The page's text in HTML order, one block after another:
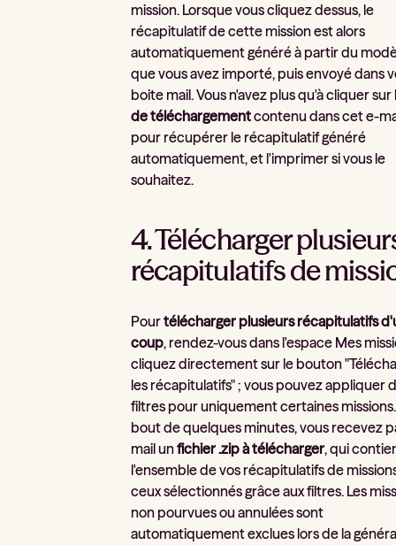
mission. Lorsque vous cliquez dessus, le
récapitulatif de cette mission est alors
automatiquement généré à partir du
que vous avez importé, puis envoyé dans
boite mail. Vous n'avez plus qu'à cliquer
de téléchargementcontenu dans cet e-
pour récupérer le récapitulatif généré
automatiquement, et l'imprimer si vous le
souhaitez.
4. Télécharger
récapitulatifs de
Pourtélécharger plusieurs récapitulatifs
coup, rendez-vous dans l'espace Mes
cliquez directement sur le bouton
les récapitulatifs" ; vous pouvez appliquer
filtres pour uniquement certaines
bout de quelques minutes, vous recevez
mail unfichier .zip à télécharger, qui
l'ensemble de vos récapitulatifs de
ceux sélectionnés grâce aux filtres. Les
non pourvues ou annulées sont
automatiquement exclues lors de la